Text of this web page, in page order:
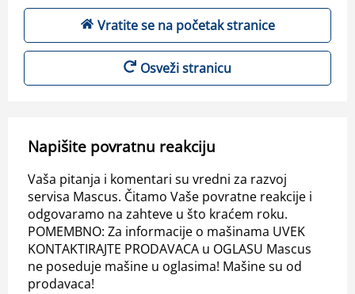
Vratite se na početak stranice
Osveži stranicu
Napišite povratnu reakciju
Vaša pitanja i komentari su vredni za razvoj
servisa Mascus. Čitamo Vaše povratne reakcije i
odgovaramo na zahteve u što kraćem roku.
POMEMBNO: Za informacije o mašinama UVEK
KONTAKTIRAJTE PRODAVACA u OGLASU Mascus
ne poseduje mašine u oglasima! Mašine su od
prodavaca!